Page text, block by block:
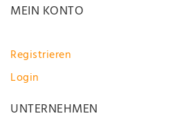
MEIN KONTO
Registrieren
Login
UNTERNEHMEN